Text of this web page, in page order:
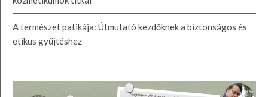
A természet patikája: Útmutató kezdőknek a biztonságos és
etikus gyűjtéshez